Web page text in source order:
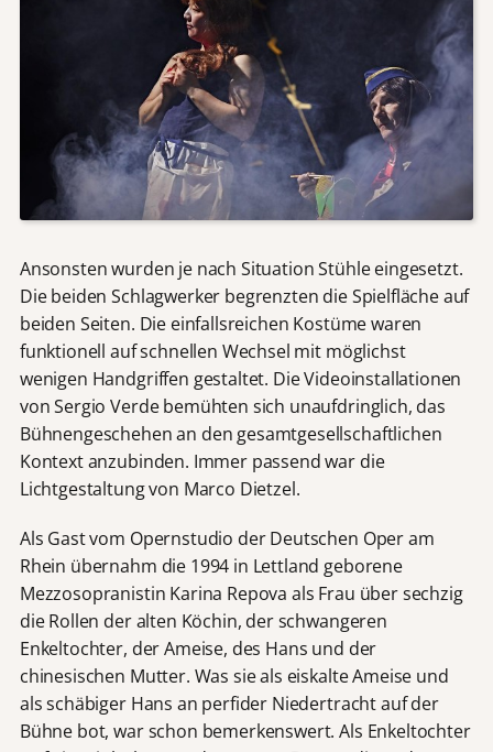
Ansonsten wurden je nach Situation Stühle eingesetzt.
Die beiden Schlagwerker begrenzten die Spielfläche auf
beiden Seiten. Die einfallsreichen Kostüme waren
funktionell auf schnellen Wechsel mit möglichst
wenigen Handgriffen gestaltet. Die Videoinstallationen
von Sergio Verde bemühten sich unaufdringlich, das
Bühnengeschehen an den gesamtgesellschaftlichen
Kontext anzubinden. Immer passend war die
Lichtgestaltung von Marco Dietzel.
Als Gast vom Opernstudio der Deutschen Oper am
Rhein übernahm die 1994 in Lettland geborene
Mezzosopranistin Karina Repova als Frau über sechzig
die Rollen der alten Köchin, der schwangeren
Enkeltochter, der Ameise, des Hans und der
chinesischen Mutter. Was sie als eiskalte Ameise und
als schäbiger Hans an perfider Niedertracht auf der
Bühne bot, war schon bemerkenswert. Als Enkeltochter